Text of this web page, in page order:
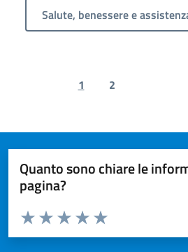
Salute, benessere e
Previous page
1 2
Quanto sono chiare le
pagina?
Valuta da 1 a 5 stelle la pagina
Valuta 5 stelle su 5
Valuta 4 stelle su 5
Valuta 3 stelle su 5
Valuta 2 stelle su 5
Valuta 1 stelle su 5